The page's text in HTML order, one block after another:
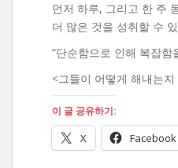
먼저 하루, 그리고 한 주
더 많은 것을 성취할 수
“단순함으로 인해 복잡
<그들이 어떻게 해내는
이 글 공유하기:
X Facebook